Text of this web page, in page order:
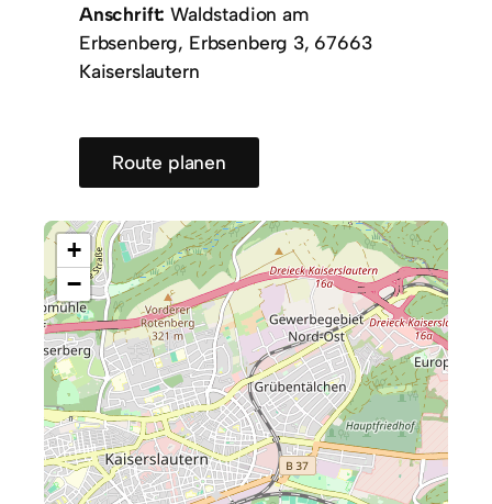
Anschrift: Waldstadion am
Erbsenberg, Erbsenberg 3, 67663
Kaiserslautern
Route planen
+
−